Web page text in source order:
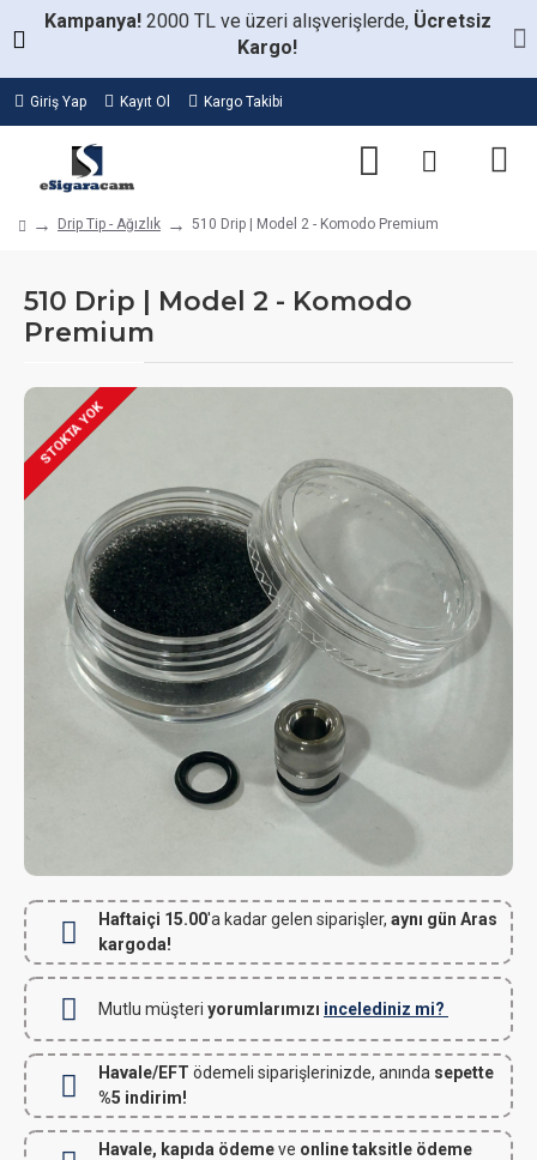
Kampanya! 2000 TL ve üzeri alışverişlerde, Ücretsiz
Kargo!
Giriş Yap Kayıt Ol Kargo Takibi
Drip Tip - Ağızlık 510 Drip | Model 2 - Komodo Premium
510 Drip | Model 2 - Komodo
Premium
STOKTA VAR
STOKTA YOK
Haftaiçi 15.00'a kadar gelen siparişler, aynı gün Aras
kargoda!
Mutlu müşteri yorumlarımızı incelediniz mi?
Havale/EFT ödemeli siparişlerinizde, anında sepette
%5 indirim!
Havale, kapıda ödemeve online taksitle ödeme